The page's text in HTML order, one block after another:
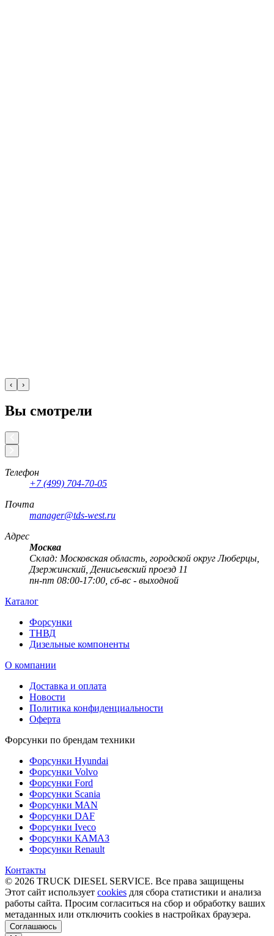
‹ ›
Вы смотрели
Телефон
+7 (499) 704-70-05
Почта
manager@tds-west.ru
Адрес
Москва
Cклад: Московская область, городской округ Люберцы,
Дзержинский, Денисьевский проезд 11
пн-пт 08:00-17:00, сб-вс - выходной
Каталог
Форсунки
ТНВД
Дизельные компоненты
О компании
Доставка и оплата
Новости
Политика конфиденциальности
Оферта
Форсунки по брендам техники
Форсунки Hyundai
Форсунки Volvo
Форсунки Ford
Форсунки Scania
Форсунки MAN
Форсунки DAF
Форсунки Iveco
Форсунки КАМАЗ
Форсунки Renault
Контакты
© 2026 TRUCK DIESEL SERVICE. Все права защищены
Этот сайт использует cookies для сбора статистики и анализа
работы сайта. Просим согласиться на сбор и обработку ваших
метаданных или отключить cookies в настройках браузера.
Соглашаюсь